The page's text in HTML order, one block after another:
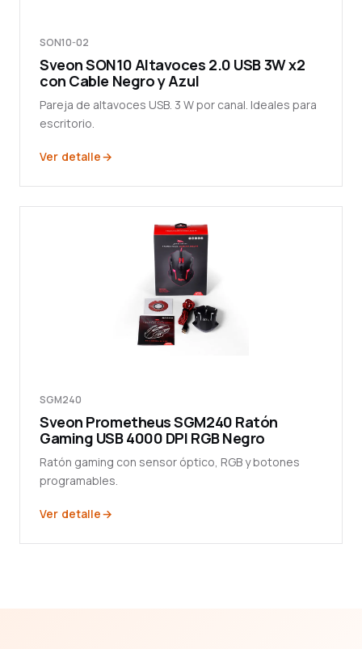
SON10-02
Sveon SON10 Altavoces 2.0 USB 3W x2
con Cable Negro y Azul
Pareja de altavoces USB. 3 W por canal. Ideales para
escritorio.
Ver detalle
SGM240
Sveon Prometheus SGM240 Ratón
Gaming USB 4000 DPI RGB Negro
Ratón gaming con sensor óptico, RGB y botones
programables.
Ver detalle